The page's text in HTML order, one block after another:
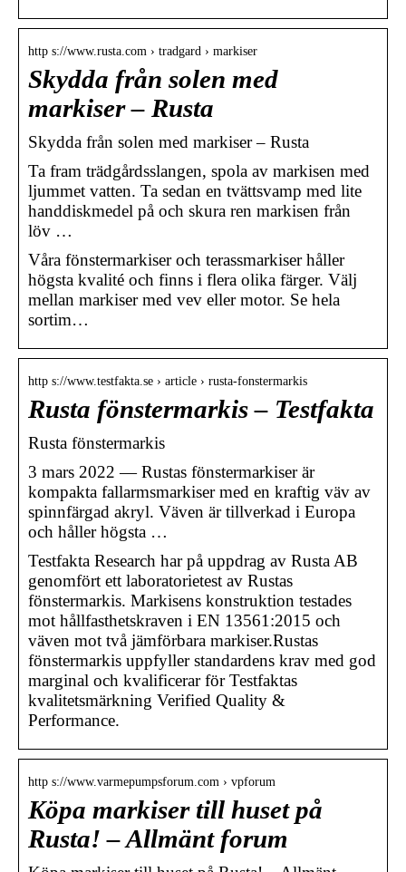
http s://www.rusta.com › tradgard › markiser
Skydda från solen med
markiser – Rusta
Skydda från solen med markiser – Rusta
Ta fram trädgårdsslangen, spola av markisen med
ljummet vatten. Ta sedan en tvättsvamp med lite
handdiskmedel på och skura ren markisen från
löv …
Våra fönstermarkiser och terassmarkiser håller
högsta kvalité och finns i flera olika färger. Välj
mellan markiser med vev eller motor. Se hela
sortim…
http s://www.testfakta.se › article › rusta-fonstermarkis
Rusta fönstermarkis – Testfakta
Rusta fönstermarkis
3 mars 2022 — Rustas fönstermarkiser är
kompakta fallarmsmarkiser med en kraftig väv av
spinnfärgad akryl. Väven är tillverkad i Europa
och håller högsta …
Testfakta Research har på uppdrag av Rusta AB
genomfört ett laboratorietest av Rustas
fönstermarkis. Markisens konstruktion testades
mot hållfasthetskraven i EN 13561:2015 och
väven mot två jämförbara markiser.Rustas
fönstermarkis uppfyller standardens krav med god
marginal och kvalificerar för Testfaktas
kvalitetsmärkning Verified Quality &
Performance.
http s://www.varmepumpsforum.com › vpforum
Köpa markiser till huset på
Rusta! – Allmänt forum